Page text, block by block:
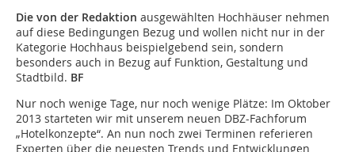
Die von der Redaktion ausgewählten Hochhäuser nehmen
auf diese Bedingungen Bezug und wollen nicht nur in der
Kategorie Hochhaus beispielgebend sein, sondern
besonders auch in Bezug auf Funktion, Gestaltung und
Stadtbild. BF
Nur noch wenige Tage, nur noch wenige Plätze: Im Oktober
2013 starteten wir mit unserem neuen DBZ-Fachforum
„Hotelkonzepte“. An nun noch zwei Terminen referieren
Experten über die neuesten Trends und Entwicklungen